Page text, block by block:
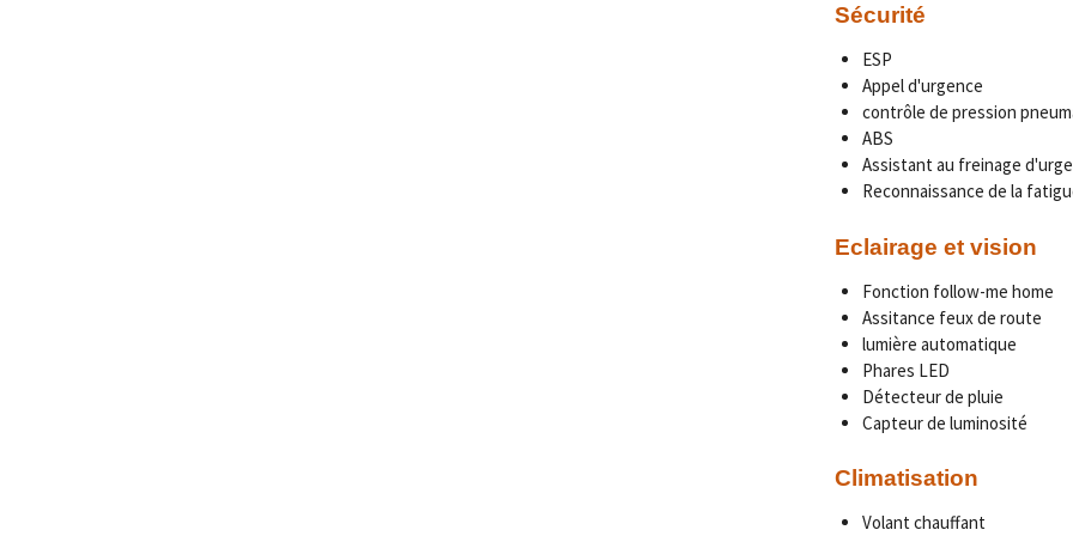
Sécurité
ESP
Appel d'urgence
contrôle de pression
ABS
Assistant au freinage
Reconnaissance de la
Eclairage et vision
Fonction follow-me home
Assitance feux de route
lumière automatique
Phares LED
Détecteur de pluie
Capteur de luminosité
Climatisation
Volant chauffant